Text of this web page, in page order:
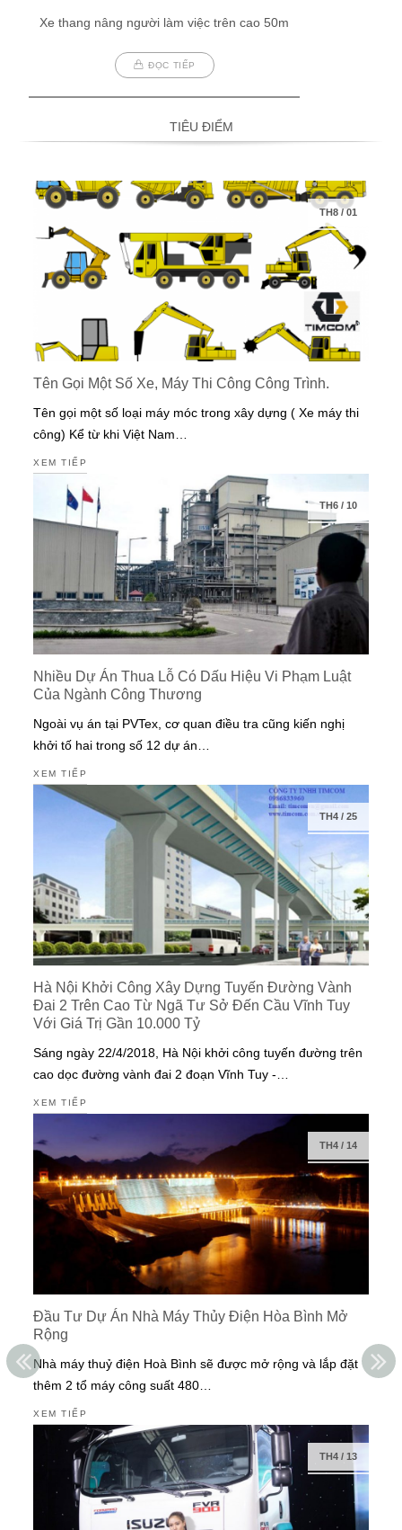
Xe thang nâng người làm việc trên cao 50m
ĐỌC TIẾP
TIÊU ĐIỂM
TH8/01
Tên Gọi Một Số Xe, Máy Thi Công Công Trình.
Tên gọi một số loại máy móc trong xây dựng ( Xe máy thi
công) Kể từ khi Việt Nam…
XEM TIẾP
TH6/ 10
Nhiều Dự Án Thua Lỗ Có Dấu Hiệu Vi Phạm Luật
Của Ngành Công Thương
Ngoài vụ án tại PVTex, cơ quan điều tra cũng kiến nghị
khởi tố hai trong số 12 dự án…
XEM TIẾP
TH4/ 25
Hà Nội Khởi Công Xây Dựng Tuyến Đường Vành
Đai 2 Trên Cao Từ Ngã Tư Sở Đến Cầu Vĩnh Tuy
Với Giá Trị Gần 10.000 Tỷ
Sáng ngày 22/4/2018, Hà Nội khởi công tuyến đường trên
cao dọc đường vành đai 2 đoạn Vĩnh Tuy -…
XEM TIẾP
TH4/ 14
Đầu Tư Dự Án Nhà Máy Thủy Điện Hòa Bình Mở
Rộng
Nhà máy thuỷ điện Hoà Bình sẽ được mở rộng và lắp đặt
thêm 2 tổ máy công suất 480…
XEM TIẾP
TH4/ 13